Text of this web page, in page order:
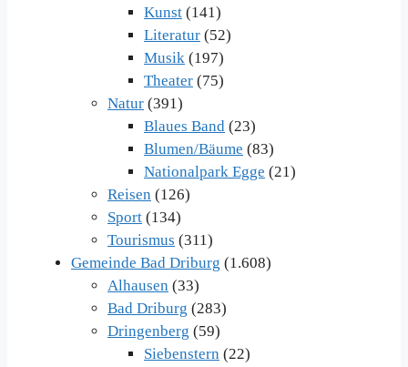
Kunst (141)
Literatur (52)
Musik (197)
Theater (75)
Natur (391)
Blaues Band (23)
Blumen/Bäume (83)
Nationalpark Egge (21)
Reisen (126)
Sport (134)
Tourismus (311)
Gemeinde Bad Driburg (1.608)
Alhausen (33)
Bad Driburg (283)
Dringenberg (59)
Siebenstern (22)